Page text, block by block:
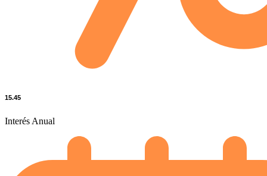
15.45
Interés Anual